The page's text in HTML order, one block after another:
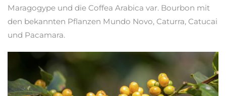
Maragogype und die Coffea Arabica var. Bourbon mit
den bekannten Pflanzen Mundo Novo, Caturra, Catucai
und Pacamara.